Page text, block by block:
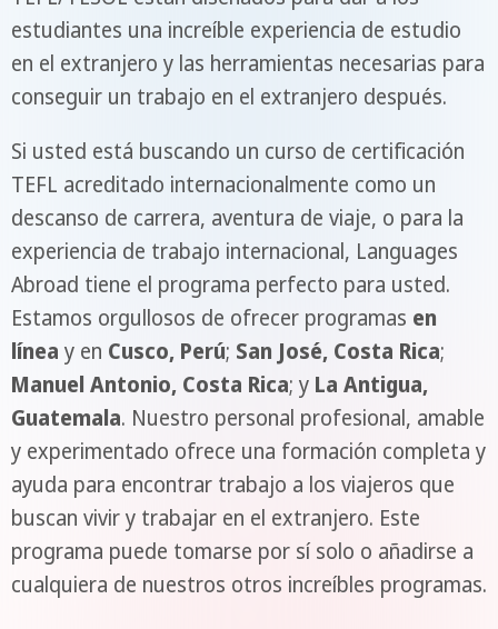
estudiantes una increíble experiencia de estudio
en el extranjero y las herramientas necesarias para
conseguir un trabajo en el extranjero después.
Si usted está buscando un curso de certificación
TEFL acreditado internacionalmente como un
descanso de carrera, aventura de viaje, o para la
experiencia de trabajo internacional, Languages
Abroad tiene el programa perfecto para usted.
Estamos orgullosos de ofrecer programas en
línea y en Cusco, Perú; San José, Costa Rica;
Manuel Antonio, Costa Rica; y La Antigua,
Guatemala. Nuestro personal profesional, amable
y experimentado ofrece una formación completa y
ayuda para encontrar trabajo a los viajeros que
buscan vivir y trabajar en el extranjero. Este
programa puede tomarse por sí solo o añadirse a
cualquiera de nuestros otros increíbles programas.